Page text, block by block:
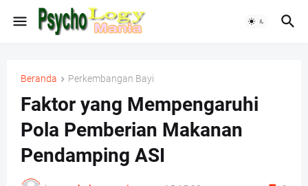
Beranda Perkembangan Bayi
Faktor yang Mempengaruhi
Pola Pemberian Makanan
Pendamping ASI